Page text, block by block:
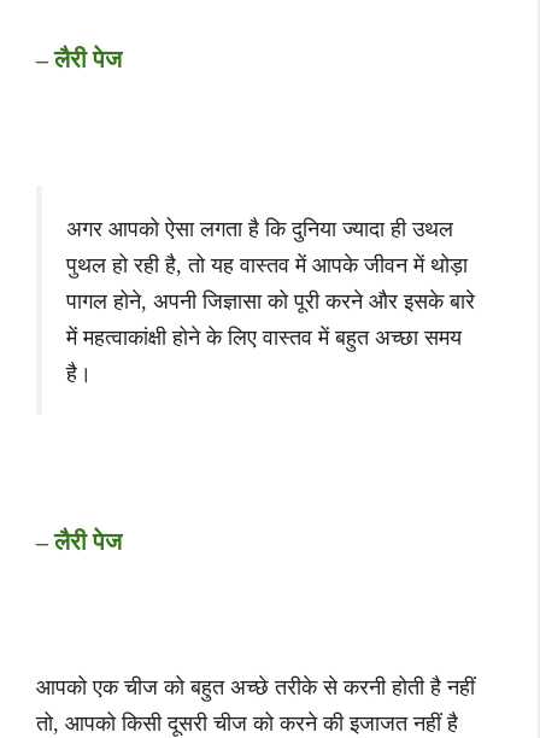
– लैरी पेज
अगर आपको ऐसा लगता है कि दुनिया ज्यादा ही उथल
पुथल हो रही है, तो यह वास्तव में आपके जीवन में थोड़ा
पागल होने, अपनी जिज्ञासा को पूरी करने और इसके बारे
में महत्वाकांक्षी होने के लिए वास्तव में बहुत अच्छा समय
है।
– लैरी पेज
आपको एक चीज को बहुत अच्छे तरीके से करनी होती है नहीं
तो, आपको किसी दूसरी चीज को करने की इजाजत नहीं है